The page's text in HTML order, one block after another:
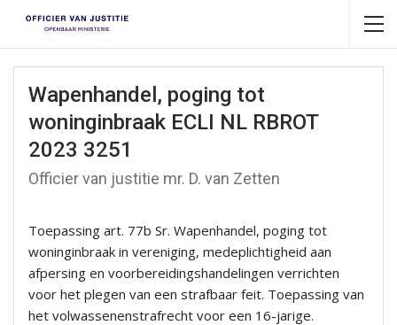
Wapenhandel, poging tot
woninginbraak ECLI NL RBROT
2023 3251
Officier van justitie mr. D. van Zetten
Toepassing art. 77b Sr. Wapenhandel, poging tot
woninginbraak in vereniging, medeplichtigheid aan
afpersing en voorbereidingshandelingen verrichten
voor het plegen van een strafbaar feit. Toepassing van
het volwassenenstrafrecht voor een 16-jarige.